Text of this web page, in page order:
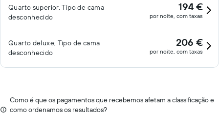
Quarto superior, Tipo de cama
desconhecido
194 €
por noite, com taxas
Quarto deluxe, Tipo de cama
desconhecido
206 €
por noite, com taxas
Como é que os pagamentos que recebemos afetam a classificação e
como ordenamos os resultados?